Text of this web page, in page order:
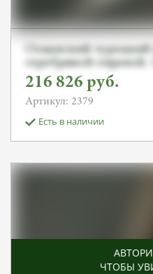
Османский
серебряной оправой.
216 826 руб.
Артикул: 2379
Есть в наличии
ЧТОБЫ